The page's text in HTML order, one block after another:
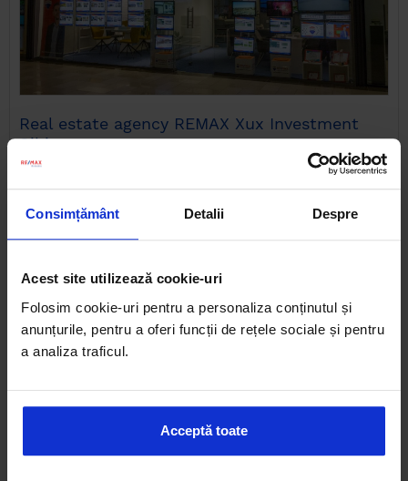
Consimțământ Detalii Despre
Acest site utilizează cookie-uri
Folosim cookie-uri pentru a personaliza conținutul și
anunțurile, pentru a oferi funcții de rețele sociale și pentru
a analiza traficul.
Acceptă toate
Real estate agency REMAX Xux Investment
Sibiu
Str. Tractorului, nr.24, bl. C, et. P, ap.3, 550123, Sibiu
Sibiu
Mobile:
0371 306 055
173 62
Nr. agents
12
Properties traded